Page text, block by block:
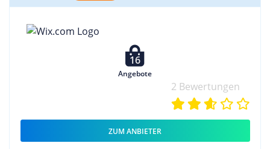
16
Angebote
2 Bewertungen
ZUM ANBIETER